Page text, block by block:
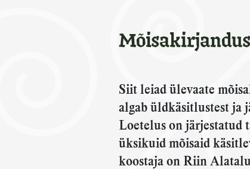
Mõisakirjandus
Siit leiad ülevaate
algab üldkäsitlustest ja
Loetelus on järjestatud
üksikuid mõisaid
koostaja on Riin